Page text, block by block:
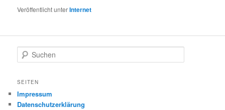
Veröffentlicht unterInternet
u
h
n
SEITEN
Impressum
Datenschutzerklärung